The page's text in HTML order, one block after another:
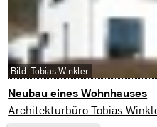
Neubau eines Wohnhauses
Neustadt
Architekturbüro Tobias
Bild: Tobias Winkler